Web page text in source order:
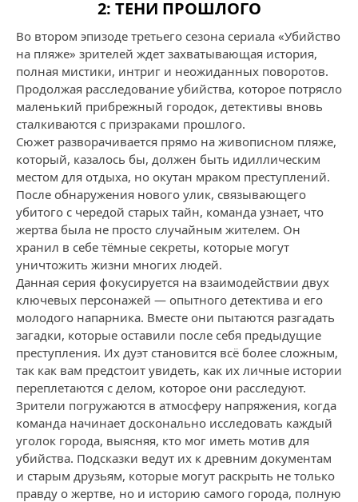
2: ТЕНИ ПРОШЛОГО
Во втором эпизоде третьего сезона сериала «Убийство
на пляже» зрителей ждет захватывающая история,
полная мистики, интриг и неожиданных поворотов.
Продолжая расследование убийства, которое потрясло
маленький прибрежный городок, детективы вновь
сталкиваются с призраками прошлого.
Сюжет разворачивается прямо на живописном пляже,
который, казалось бы, должен быть идиллическим
местом для отдыха, но окутан мраком преступлений.
После обнаружения нового улик, связывающего
убитого с чередой старых тайн, команда узнает, что
жертва была не просто случайным жителем. Он
хранил в себе тёмные секреты, которые могут
уничтожить жизни многих людей.
Данная серия фокусируется на взаимодействии двух
ключевых персонажей — опытного детектива и его
молодого напарника. Вместе они пытаются разгадать
загадки, которые оставили после себя предыдущие
преступления. Их дуэт становится всё более сложным,
так как вам предстоит увидеть, как их личные истории
переплетаются с делом, которое они расследуют.
Зрители погружаются в атмосферу напряжения, когда
команда начинает досконально исследовать каждый
уголок города, выясняя, кто мог иметь мотив для
убийства. Подсказки ведут их к древним документам
и старым друзьям, которые могут раскрыть не только
правду о жертве, но и историю самого города, полную